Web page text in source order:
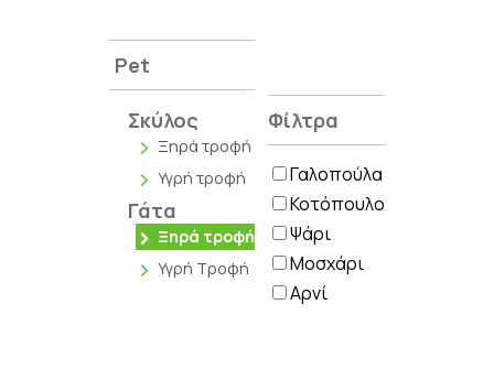
Pet
Σκύλος
Ξηρά τροφή
Υγρή τροφή
Γάτα
Ξηρά τροφή
Υγρή Τροφή
Φίλτρα
Γαλοπούλα
Κοτόπουλο
Ψάρι
Μοσχάρι
Αρνί